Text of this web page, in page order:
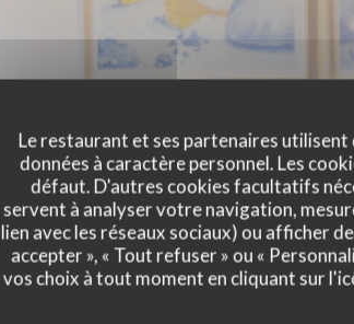
Le restaurant et ses partenaires
données à caractère personnel. Les
défaut. D'autres cookies facultatifs
servent à analyser votre navigation,
lien avec les réseaux sociaux) ou afficher
accepter », « Tout refuser » ou «
vos choix à tout moment en cliquant sur